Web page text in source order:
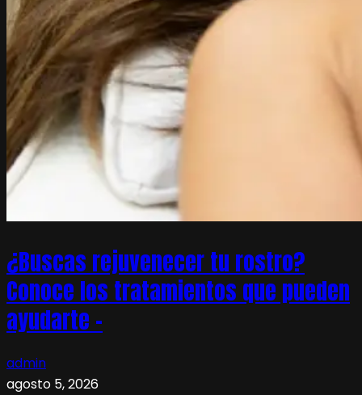
¿Buscas rejuvenecer tu rostro?
Conoce los tratamientos que pueden
ayudarte –
admin
agosto 5, 2026